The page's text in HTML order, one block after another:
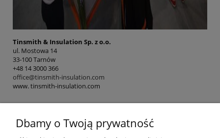
Tinsmith & Insulation Sp. z o.o.
ul. Mostowa 14
33-100 Tarnów
+48 14 3000 366
office@tinsmith-insulation.com
www. tinsmith-insulation.com
Dbamy o Twoją prywatność